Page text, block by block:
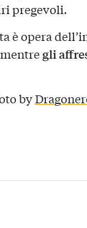
pregevoli.
è opera
gli
by